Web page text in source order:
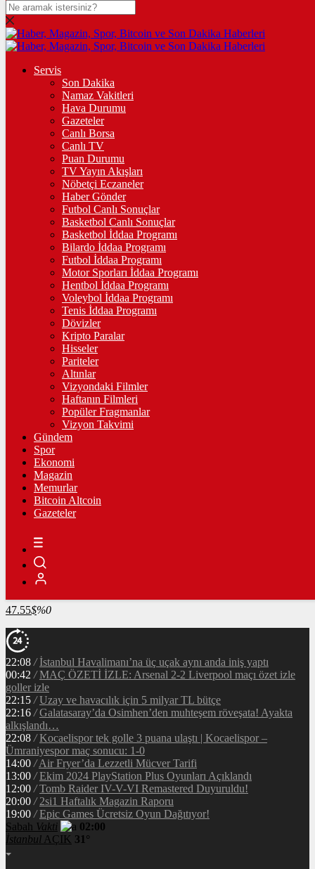
DOLAR
47,5974$% 0.06
% 0.1
STERLİN
% 0.3
GRAM ALTIN
%0,03
ÇEYREK ALTIN
10.639,00%0,70
TAM ALTIN
42.373,00%0,70
%0,59
%0,30
฿%0.5
LİTECOİN
2159.73Ł%1.1
ETHEREUM
90663 Ξ%1.6
RİPPLE
49.75
%-1.4
TETHER
47.55$%0
Servis
Son Dakika
Namaz Vakitleri
Hava Durumu
Gazeteler
Canlı Borsa
Canlı TV
Puan Durumu
TV Yayın Akışları
Nöbetçi Eczaneler
Haber Gönder
Futbol Canlı Sonuçlar
Basketbol Canlı Sonuçlar
Basketbol İddaa Programı
Bilardo İddaa Programı
Futbol İddaa Programı
Motor Sporları İddaa Programı
Hentbol İddaa Programı
Voleybol İddaa Programı
Tenis İddaa Programı
Dövizler
Kripto Paralar
Hisseler
Pariteler
Altınlar
Vizyondaki Filmler
Haftanın Filmleri
Popüler Fragmanlar
Vizyon Takvimi
Gündem
Spor
Ekonomi
Magazin
Memurlar
Bitcoin Altcoin
Gazeteler
22:08 / İstanbul Havalimanı’na üç uçak aynı anda iniş yaptı
00:42 / MAÇ ÖZETİ İZLE: Arsenal 2-2 Liverpool maçı özet izle
goller izle
22:15 / Uzay ve havacılık için 5 milyar TL bütçe
22:16 / Galatasaray’da Osimhen’den muhteşem röveşata! Ayakta
alkışlandı…
22:08 / Kocaelispor tek golle 3 puana ulaştı | Kocaelispor –
Ümraniyespor maç sonucu: 1-0
14:00 / Air Fryer’da Lezzetli Mücver Tarifi
13:00 / Ekim 2024 PlayStation Plus Oyunları Açıklandı
12:00 / Tomb Raider IV-V-VI Remastered Duyuruldu!
20:00 / 2si1 Haftalık Magazin Raporu
19:00 / Epic Games Ücretsiz Oyun Dağıtıyor!
Sabah Vakti
02:00
İstanbul AÇIK 31°